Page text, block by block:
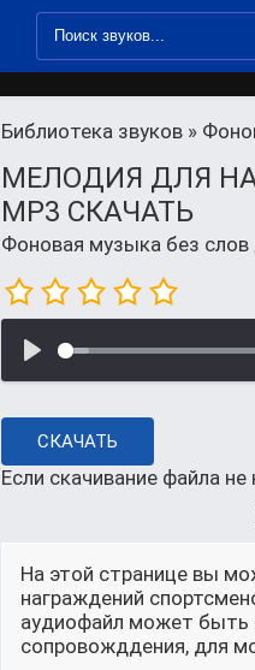
Библиотека звуков »
МЕЛОДИЯ ДЛЯ
MP3 СКАЧАТЬ
Фоновая музыка без слов
СКАЧАТЬ
Если скачивание файла
На этой странице вы
награждений
аудиофайл может быть
сопровожддения, для